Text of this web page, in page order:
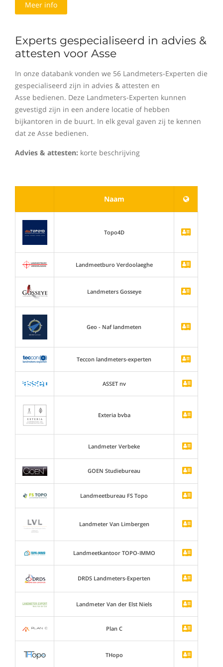
Meer info
Experts gespecialiseerd in advies &
attesten voor Asse
In onze databank vonden we 56 Landmeters-Experten die
gespecialiseerd zijn in advies & attesten en
Asse bedienen. Deze Landmeters-Experten kunnen
gevestigd zijn in een andere locatie of hebben
bijkantoren in de buurt. In elk geval gaven zij te kennen
dat ze Asse bedienen.
Advies & attesten: korte beschrijving
Naam
Topo4D
Landmeetburo Verdoolaeghe
Landmeters Gosseye
Geo - Naf landmeten
Teccon landmeters-experten
ASSET nv
Exteria bvba
Landmeter Verbeke
GOEN Studiebureau
Landmeetbureau FS Topo
Landmeter Van Limbergen
Landmeetkantoor TOPO-IMMO
DRDS Landmeters-Experten
Landmeter Van der Elst Niels
Plan C
THopo